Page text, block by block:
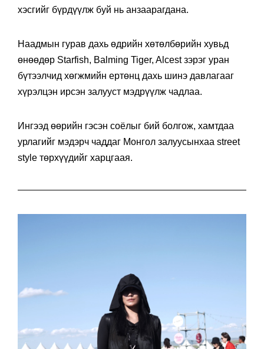
хэсгийг бүрдүүлж буй нь анзаарагдана.
Наадмын гурав дахь өдрийн хөтөлбөрийн хувьд
өнөөдөр Starfish, Balming Tiger, Alcest зэрэг уран
бүтээлчид хөгжмийн ертөнц дахь шинэ давлагааг
хүрэлцэн ирсэн залууст мэдрүүлж чадлаа.
Ингээд өөрийн гэсэн соёлыг бий болгож, хамтдаа
урлагийг мэдэрч чаддаг Монгол залуусынхаа street
style төрхүүдийг харцгаая.